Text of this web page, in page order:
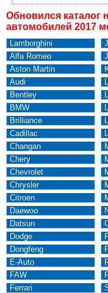
Обновился каталог
автомобилей 2017
Lamborghini
Alfa Romeo
Aston Martin
Audi
Bentley
BMW
Brilliance
Cadillac
Changan
Chery
Chevrolet
Chrysler
Citroen
Daewoo
Datsun
Dodge
Dongfeng
E-Auto
FAW
Ferrari